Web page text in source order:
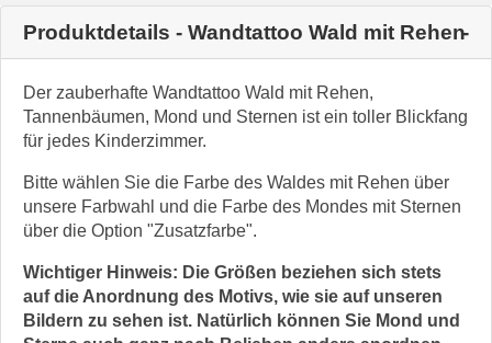
Produktdetails - Wandtattoo Wald mit Rehen
Der zauberhafte Wandtattoo Wald mit Rehen,
Tannenbäumen, Mond und Sternen ist ein toller Blickfang
für jedes Kinderzimmer.
Bitte wählen Sie die Farbe des Waldes mit Rehen über
unsere Farbwahl und die Farbe des Mondes mit Sternen
über die Option "Zusatzfarbe".
Wichtiger Hinweis: Die Größen beziehen sich stets
auf die Anordnung des Motivs, wie sie auf unseren
Bildern zu sehen ist. Natürlich können Sie Mond und